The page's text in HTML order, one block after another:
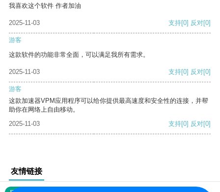
我喜欢这个软件 作者加油
2025-11-03 支持[0] 反对[0]
游客
这款软件的功能非常全面，可以满足我所有需求。
2025-11-03 支持[0] 反对[0]
游客
这款加速器VPM应用程序可以给你提供最高速度和安全性的连接，并帮
助你在网络上自由移动。
2025-11-03
支持[0] 反对[0]
友情链接